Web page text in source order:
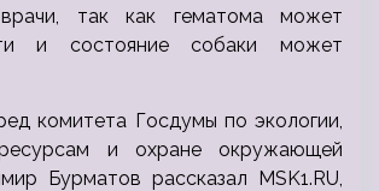
так как гематома может
и состояние собаки может
комитета Госдумы по экологии,
и охране окружающей
Бурматов рассказал MSK1.RU,